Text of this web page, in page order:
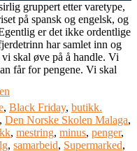
gruppert etter varetype,
på spansk og engelsk, og
er det ikke ordentlige
har samlet inn og
skal øve på å handle. Vi
får for pengene. Vi skal
, Black Friday, butikk.
, Den Norske Skolen Malaga,
, mestring, minus, penger,
, samarbeid, Supermarked,